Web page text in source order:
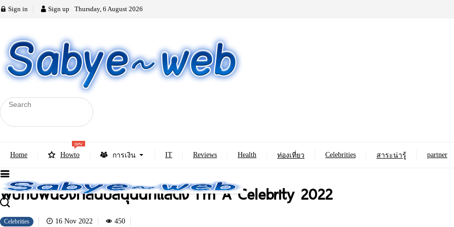
Sign in Sign up Thursday, 6 August 2026
Home Howto
new
การเงิน IT Reviews Health ท่องเที่ยว Celebrities สาระน่ารู้ partner
พบกับพี่น้องที่สนับสนุนนักแสดง I’m A Celebrity 2022
Celebrities 16 Nov 2022 450